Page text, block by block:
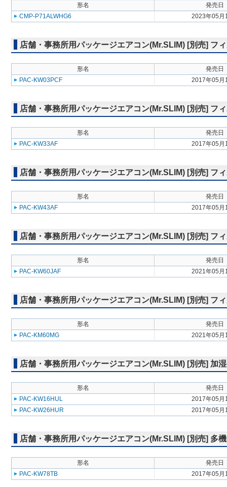
形名
発売日
CMP-P71ALWHG6
2023年05月
店舗・事務所用パッケージエアコン(Mr.SLIM) [別売] フ
形名
発売日
PAC-KW03PCF
2017年05月
店舗・事務所用パッケージエアコン(Mr.SLIM) [別売] フ
形名
発売日
PAC-KW33AF
2017年05月
店舗・事務所用パッケージエアコン(Mr.SLIM) [別売] フ
形名
発売日
PAC-KW43AF
2017年05月
店舗・事務所用パッケージエアコン(Mr.SLIM) [別売] フ
形名
発売日
PAC-KW60JAF
2021年05月
店舗・事務所用パッケージエアコン(Mr.SLIM) [別売] フ
形名
発売日
PAC-KM60MG
2021年05月
店舗・事務所用パッケージエアコン(Mr.SLIM) [別売] 加
形名
発売日
PAC-KW16HUL
2017年05月
PAC-KW26HUR
2017年05月
店舗・事務所用パッケージエアコン(Mr.SLIM) [別売] 多
形名
発売日
PAC-KW78TB
2017年05月